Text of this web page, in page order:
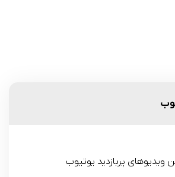
ویدیوهای پربازدید یوتیوب